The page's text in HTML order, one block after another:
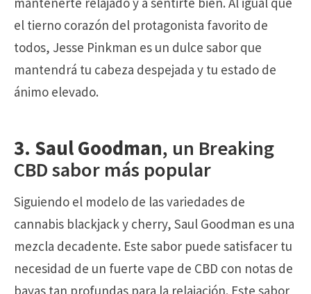
el tierno corazón del protagonista favorito de
todos, Jesse Pinkman es un dulce sabor que
mantendrá tu cabeza despejada y tu estado de
ánimo elevado.
3. Saul Goodman, un Breaking
CBD sabor más popular
Siguiendo el modelo de las variedades de
cannabis blackjack y cherry, Saul Goodman es una
mezcla decadente. Este sabor puede satisfacer tu
necesidad de un fuerte vape de CBD con notas de